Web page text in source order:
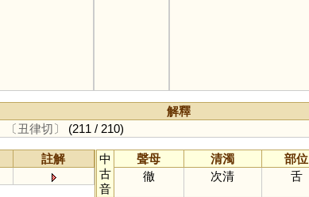
解釋
〔丑律切〕 (211 / 210)
註解
中
古
音
聲母 清濁 部位
徹
次清 舌